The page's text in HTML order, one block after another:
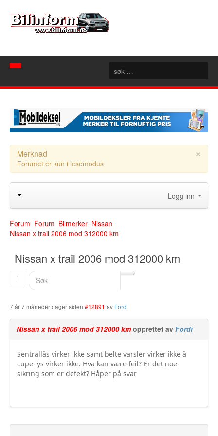
Spør mekanikeren
Nyheter
Artikler
Konseptbiler
Nyttige sider
Bilforhandlere
Aust Agder
Buskerud
Hedmark
Hordaland
Møre og Romsdal
Nordland
Rogaland
Forum
×
Merknad
Forumet er kun i lesemodus
Logg inn
Forum Forum Bilmerker Nissan
Nissan x trail 2006 mod 312000 km
Nissan x trail 2006 mod 312000 km
1
7 år 7 måneder dager siden #12891 av Fordi
Nissan x trail 2006 mod 312000 kmopprettet av Fordi
Sentrallås virker ikke samt belte varsler virker ikke å
cupe lys virker ikke. Hva kan være feil? Er det noe
sikring som er defekt? Håper på svar